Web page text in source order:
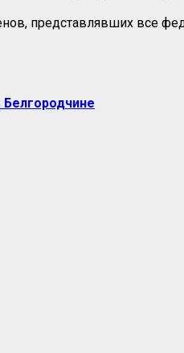
представлявших все